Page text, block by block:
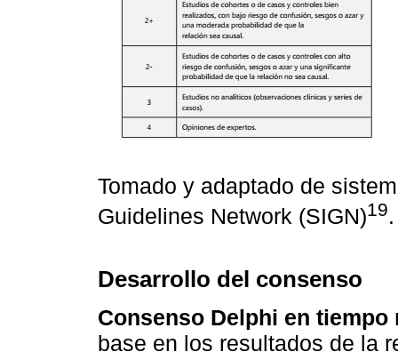
Tomado y adaptado de
Guidelines Network (SIGN)19.
Desarrollo del consenso
Consenso Delphi en tiempo
base en los resultados de la